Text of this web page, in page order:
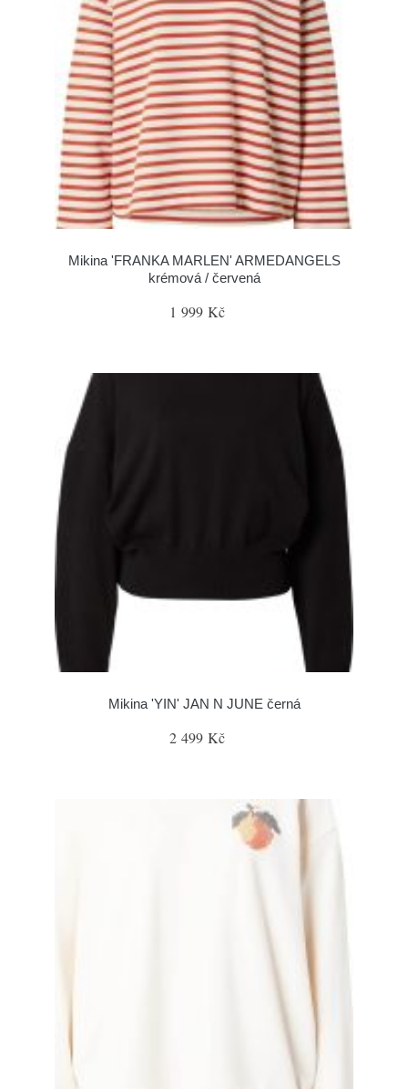
Mikina 'FRANKA MARLEN' ARMEDANGELS
krémová / červená
1 999 Kč
Mikina 'YIN' JAN N JUNE černá
2 499 Kč